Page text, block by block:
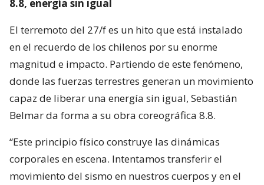
8.8, energía sin igual
El terremoto del 27/f es un hito que está instalado
en el recuerdo de los chilenos por su enorme
magnitud e impacto. Partiendo de este fenómeno,
donde las fuerzas terrestres generan un movimiento
capaz de liberar una energía sin igual, Sebastián
Belmar da forma a su obra coreográfica 8.8.
“Este principio físico construye las dinámicas
corporales en escena. Intentamos transferir el
movimiento del sismo en nuestros cuerpos y en el